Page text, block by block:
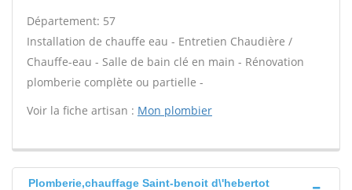
Département: 57
Installation de chauffe eau - Entretien Chaudière /
Chauffe-eau - Salle de bain clé en main - Rénovation
plomberie complète ou partielle -
Voir la fiche artisan : Mon plombier
Plomberie,chauffage Saint-benoit d\'hebertot